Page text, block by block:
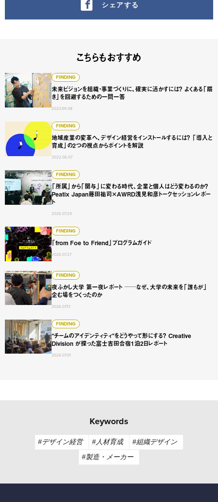
シェアする
こちらもおすすめ
FINDING
未来ビジョンを組織・事業づくりに、確実に活かすには？ よくある「躓
き」を回避するための一問一答
2023.09.08
未来ビジョンを組織・事業づくりに、確実に活かすには？
FINDING
地域産業の変革へ、デザイン経営をインストールするには？ 「導入と
育成」の2つの視点からポイントを解説
2022.06.07
地域産業の変革へ、デザイン経営をインストールするには
FINDING
「所属」から「関与」に変わる時代、企業と個人はどう変わるのか？
Peatix Japan藤田祐司×AWRD浅見和彦トークセッションレポー
ト
2026.07.29
「所属」から「関与」に変わる時代、企業と個人はどう変
FINDING
「from Foe to Friend」プログラムガイド
2026.07.27
「from Foe to Friend」プログラムガイド
FINDING
夜ふかし大学 第一夜レポート ──なぜ、大学の未来を「誰もが」
企む場をつくったのか
2026.07.13
夜ふかし大学 第一夜レポート ──なぜ、大学の未来を「誰も
FINDING
“チームのアイデンティティ”をどうやって形にする？ Creative
Division が探った富士吉田合宿1泊2日レポート
2026.07.01
“チームのアイデンティティ”をどうやって形にする？
Keywords
#デザイン経営 #人材育成
#組織デザイン
#製造・メーカー